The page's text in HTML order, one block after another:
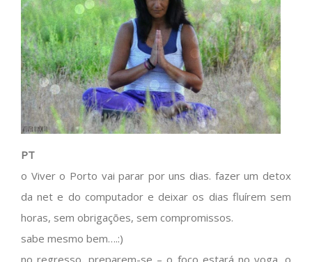
PT
o Viver o Porto vai parar por uns dias. fazer um detox
da net e do computador e deixar os dias fluírem sem
horas, sem obrigações, sem compromissos.
sabe mesmo bem….:)